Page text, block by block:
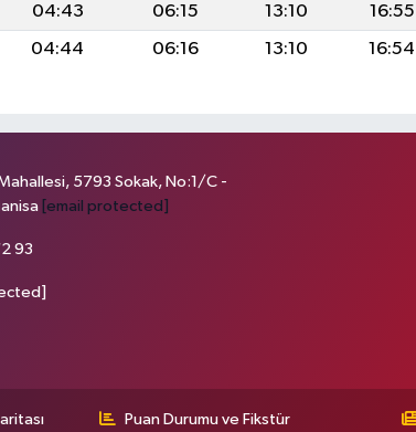
04:43 06:15 13:10 16:55
04:44 06:16 13:10 16:54
5793 Sokak, No:1/C -
[email protected]
93
Puan Durumu ve Fikstür